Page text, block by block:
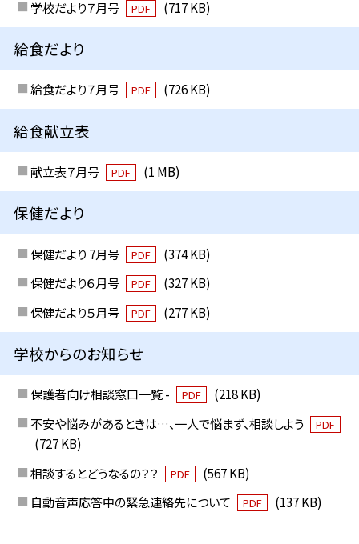
学校だより７月号 PDF (717 KB)
給食だより
給食だより７月号 PDF (726 KB)
給食献立表
献立表７月号 PDF (1 MB)
保健だより
保健だより 7月号 PDF
(374 KB)
保健だより６月号
PDF
(327 KB)
保健だより５月号
PDF (277 KB)
学校からのお知らせ
保護者向け相談窓口一覧 - PDF
(218 KB)
不安や悩みがあるときは…、一人で悩まず、相談しよう
PDF
(727 KB)
相談するとどうなるの？？
PDF
(567 KB)
自動音声応答中の緊急連絡先について
PDF (137 KB)